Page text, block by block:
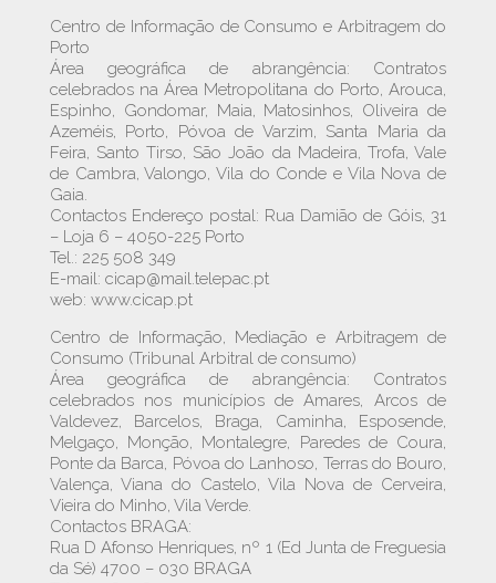
Centro de Informação de Consumo e Arbitragem do
Porto
Área geográfica de abrangência: Contratos
celebrados na Área Metropolitana do Porto, Arouca,
Espinho, Gondomar, Maia, Matosinhos, Oliveira de
Azeméis, Porto, Póvoa de Varzim, Santa Maria da
Feira, Santo Tirso, São João da Madeira, Trofa, Vale
de Cambra, Valongo, Vila do Conde e Vila Nova de
Gaia.
Contactos Endereço postal: Rua Damião de Góis, 31
– Loja 6 – 4050-225 Porto
Tel.: 225 508 349
E-mail: cicap@mail.telepac.pt
web: www.cicap.pt
Centro de Informação, Mediação e Arbitragem de
Consumo (Tribunal Arbitral de consumo)
Área geográfica de abrangência: Contratos
celebrados nos municípios de Amares, Arcos de
Valdevez, Barcelos, Braga, Caminha, Esposende,
Melgaço, Monção, Montalegre, Paredes de Coura,
Ponte da Barca, Póvoa do Lanhoso, Terras do Bouro,
Valença, Viana do Castelo, Vila Nova de Cerveira,
Vieira do Minho, Vila Verde.
Contactos BRAGA:
Rua D Afonso Henriques, nº 1 (Ed Junta de Freguesia
da Sé) 4700 – 030 BRAGA